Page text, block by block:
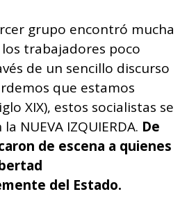
grupo encontró mucha
trabajadores poco
de un sencillo discurso
que estamos
XIX), estos socialistas se
NUEVA IZQUIERDA. De
de escena a quienes
del Estado.